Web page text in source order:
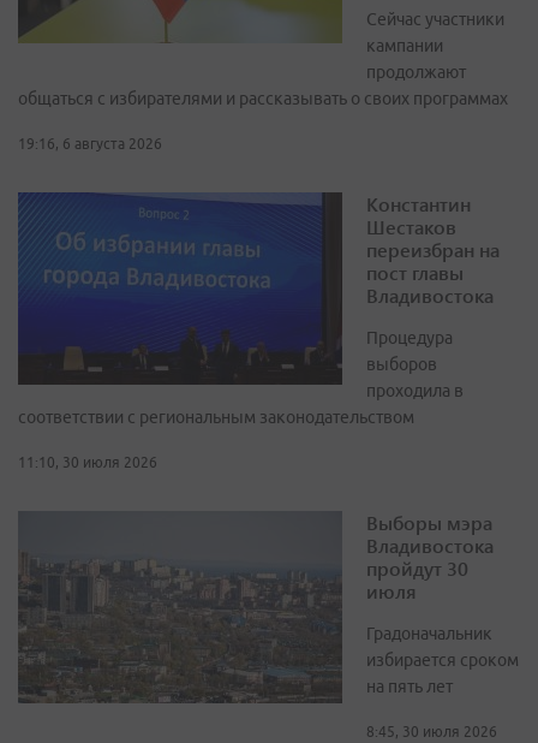
Сейчас участники
кампании
продолжают
общаться с избирателями и рассказывать о своих программах
19:16, 6 августа 2026
Константин
Шестаков
переизбран на
пост главы
Владивостока
Процедура
выборов
проходила в
соответствии с региональным законодательством
11:10, 30 июля 2026
Выборы мэра
Владивостока
пройдут 30
июля
Градоначальник
избирается сроком
на пять лет
8:45, 30 июля 2026